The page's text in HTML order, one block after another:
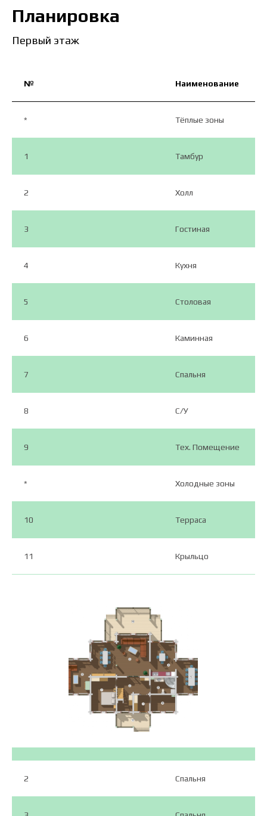
Планировка
Первый этаж
№ Наименование
* Тёплые зоны
1 Тамбур
2 Холл
3 Гостиная
4 Кухня
5 Столовая
6 Каминная
7 Спальня
8 С/У
9 Тех. Помещение
* Холодные зоны
10 Терраса
11 Крыльцо
Мансарда
Наименование
2 Спальня